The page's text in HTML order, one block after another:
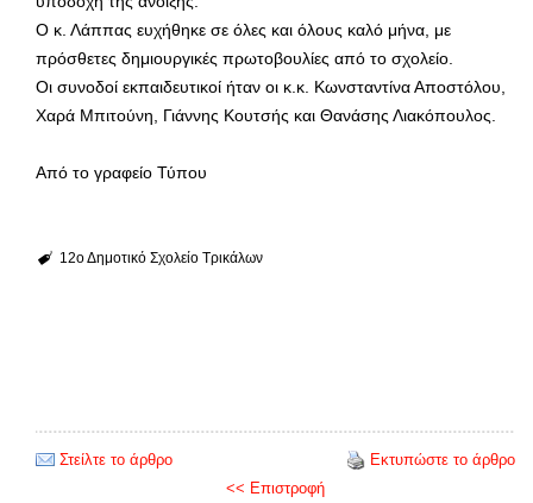
Ο κ. Λάππας ευχήθηκε σε όλες και όλους καλό μήνα, με
πρόσθετες δημιουργικές πρωτοβουλίες από το σχολείο.
Οι συνοδοί εκπαιδευτικοί ήταν οι κ.κ. Κωνσταντίνα Αποστόλου,
Χαρά Μπιτούνη, Γιάννης Κουτσής και Θανάσης Λιακόπουλος.
Από το γραφείο Τύπου
12ο Δημοτικό Σχολείο Τρικάλων
Στείλτε το άρθρο
Εκτυπώστε το άρθρο
<< Επιστροφή